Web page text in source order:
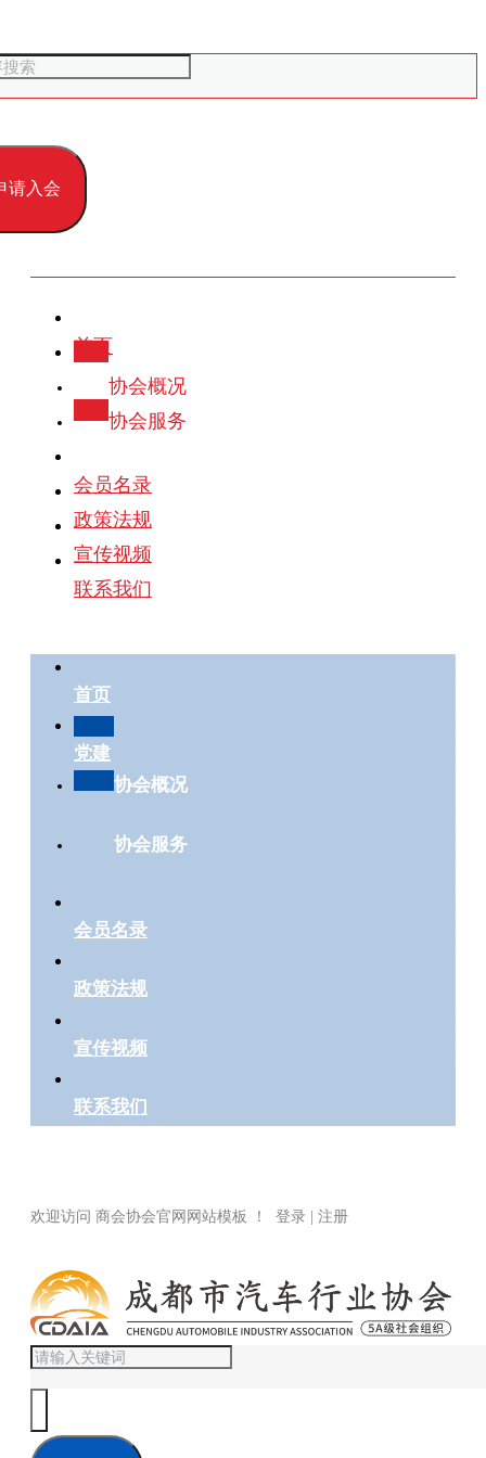
请入会
首页
党建协会概况
协会服务
会员名录
政策法规
宣传视频
联系我们
首页
党建
协会概况
协会服务
会员名录
政策法规
宣传视频
联系我们
欢迎访问 商会协会官网网站模板 ！ 登录 | 注册